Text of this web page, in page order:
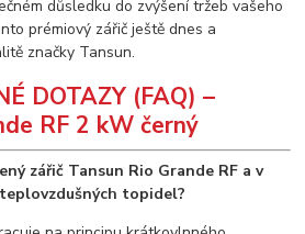
důsledku do zvýšení tržeb vašeho
prémiový zářič ještě dnes a
značky Tansun.
DOTAZY (FAQ) –
RF 2 kW černý
zářič Tansun Rio Grande RF a v
topidel?